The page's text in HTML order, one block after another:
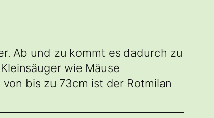
Ab und zu kommt es dadurch zu
wie Mäuse
bis zu 73cm ist der Rotmilan